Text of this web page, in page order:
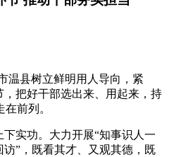
温县树立鲜明用人导向，紧
，把好干部选出来、用起来，持
前列。
下实功。大力开展“知事识人一
”，既看其才、又观其德，既